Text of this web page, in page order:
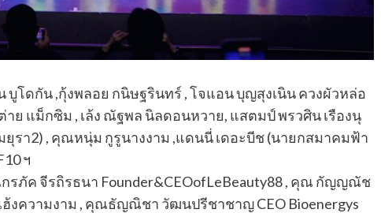
โดกัน ,กุ้งพลอย กนิษฐรินทร์ , โจแอน บุญสุงเนิน ควงผัวหล่อ
าย แม็กซิม , เล้ง ณัฐพล นิลดอนหวาย, แสตมป์ พรวศิน เรืองนุ
ยุรา2) , คุณหนุ่ม กูรูนางงาม ,แดนนี่ เดอะบีช (นายกสมาคมฟ้า
ฯ
ค จีรถิรธนา Founder&CEOofLeBeauty88 , คุณ กัญญณัช
งความงาม , คุณธัญณิชา วัฒนปรีชาชาญ CEO Bioenergys